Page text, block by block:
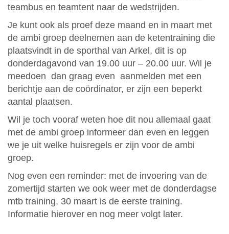
teambus en teamtent naar de wedstrijden.
Je kunt ook als proef deze maand en in maart met
de ambi groep deelnemen aan de ketentraining die
plaatsvindt in de sporthal van Arkel, dit is op
donderdagavond van 19.00 uur – 20.00 uur. Wil je
meedoen dan graag even aanmelden met een
berichtje aan de coördinator, er zijn een beperkt
aantal plaatsen.
Wil je toch vooraf weten hoe dit nou allemaal gaat
met de ambi groep informeer dan even en leggen
we je uit welke huisregels er zijn voor de ambi
groep.
Nog even een reminder: met de invoering van de
zomertijd starten we ook weer met de donderdagse
mtb training, 30 maart is de eerste training.
Informatie hierover en nog meer volgt later.